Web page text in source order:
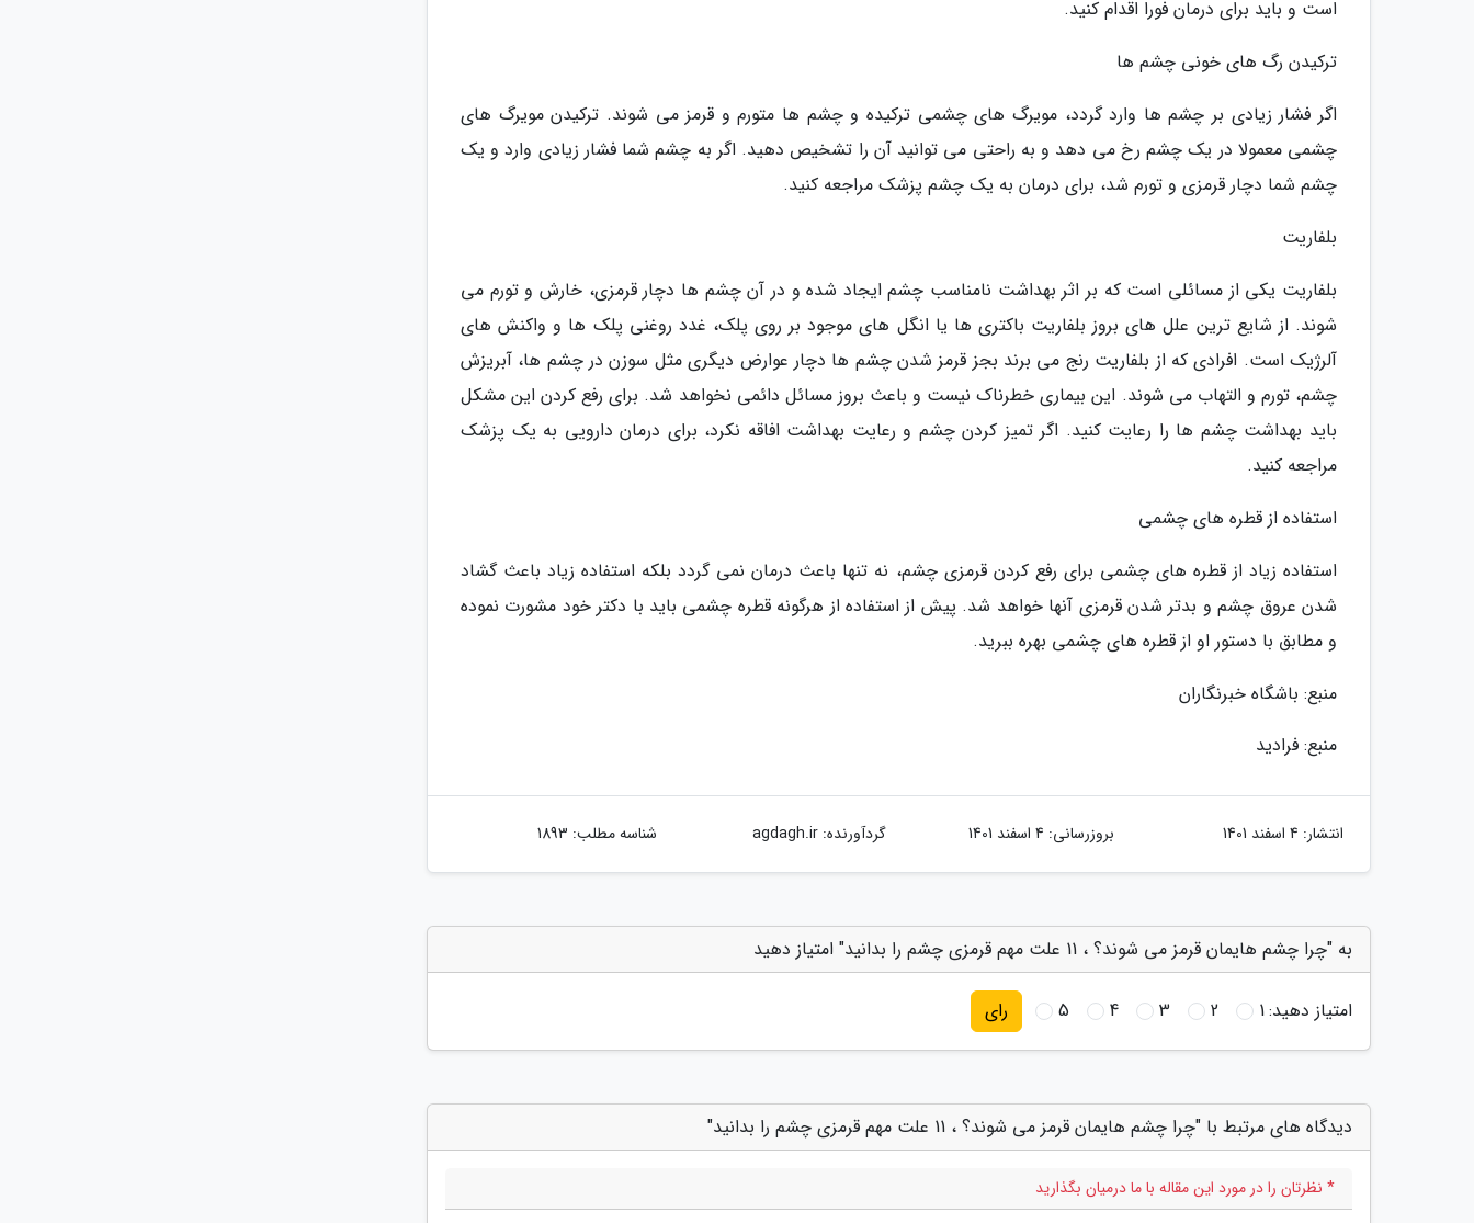
است و باید برای درمان فورا اقدام کنید.
ترکیدن رگ های خونی چشم ها
اگر فشار زیادی بر چشم ها وارد گردد، مویرگ های چشمی ترکیده و چشم ها متورم و قرمز می شوند. ترکیدن مویرگ های
چشمی معمولا در یک چشم رخ می دهد و به راحتی می توانید آن را تشخیص دهید. اگر به چشم شما فشار زیادی وارد و یک
چشم شما دچار قرمزی و تورم شد، برای درمان به یک چشم پزشک مراجعه کنید.
بلفاریت
بلفاریت یکی از مسائلی است که بر اثر بهداشت نامناسب چشم ایجاد شده و در آن چشم ها دچار قرمزی، خارش و تورم می
شوند. از شایع ترین علل های بروز بلفاریت باکتری ها یا انگل های موجود بر روی پلک، غدد روغنی پلک ها و واکنش های
آلرژیک است. افرادی که از بلفاریت رنج می برند بجز قرمز شدن چشم ها دچار عوارض دیگری مثل سوزن در چشم ها، آبریزش
چشم، تورم و التهاب می شوند. این بیماری خطرناک نیست و باعث بروز مسائل دائمی نخواهد شد. برای رفع کردن این مشکل
باید بهداشت چشم ها را رعایت کنید. اگر تمیز کردن چشم و رعایت بهداشت افاقه نکرد، برای درمان دارویی به یک پزشک
مراجعه کنید.
استفاده از قطره های چشمی
استفاده زیاد از قطره های چشمی برای رفع کردن قرمزی چشم، نه تنها باعث درمان نمی گردد بلکه استفاده زیاد باعث گشاد
شدن عروق چشم و بدتر شدن قرمزی آنها خواهد شد. پیش از استفاده از هرگونه قطره چشمی باید با دکتر خود مشورت نموده
و مطابق با دستور او از قطره های چشمی بهره ببرید.
منبع: باشگاه خبرنگاران
منبع: فرادید
انتشار: 4 اسفند 1401 بروزرسانی: 4 اسفند 1401 گردآورنده:agdagh.ir شناسه مطلب: 1893
به "چرا چشم هایمان قرمز می شوند؟ ، 11 علت مهم قرمزی چشم را بدانید" امتیاز دهید
امتیاز دهید:1
2
3
4
5 رای
دیدگاه های مرتبط با "چرا چشم هایمان قرمز می شوند؟ ، 11 علت مهم قرمزی چشم را بدانید"
* نظرتان را در مورد این مقاله با ما درمیان بگذارید